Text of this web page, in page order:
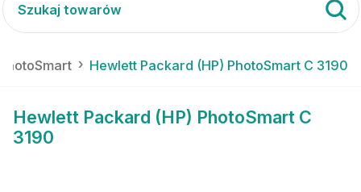
Hewlett Packard (HP) PhotoSmart C 3190
Hewlett Packard (HP) PhotoSmart C
3190